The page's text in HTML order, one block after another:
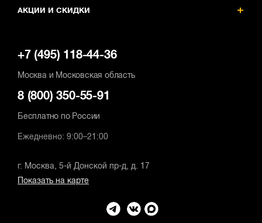
АКЦИИ И СКИДКИ
+7 (495) 118-44-36
Москва и Московская область
8 (800) 350-55-91
Бесплатно по России
Ежедневно: 9:00–21:00
г. Москва, 5-й Донской пр-д, д. 17
Показать на карте